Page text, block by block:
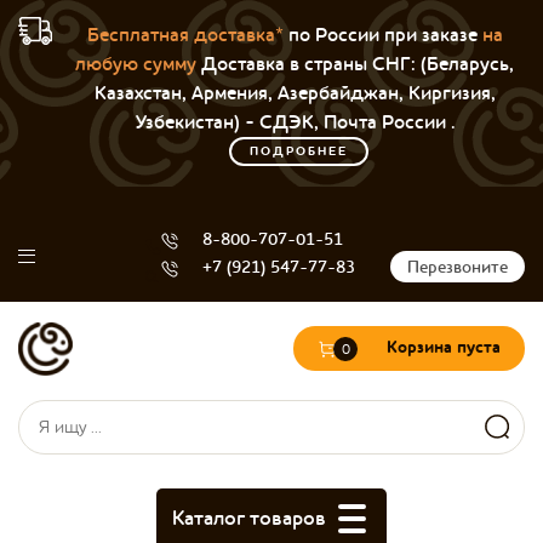
Бесплатная доставка*по России при заказе на
любую суммуДоставка в страны СНГ: (Беларусь,
Казахстан, Армения, Азербайджан, Киргизия,
Узбекистан) - СДЭК, Почта России .
ПОДРОБНЕЕ
8-800-707-01-51
+7 (921) 547-77-83
Перезвоните
Форма поиска
Поиск
0 Корзина пуста
Каталог товаров